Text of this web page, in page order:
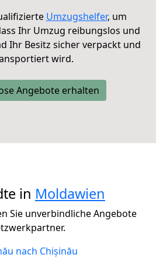
Umzugshelfer, um
Ihr Umzug reibungslos und
Ihr Besitz sicher verpackt und
wird.
Angebote erhalten
in Moldawien
Sie unverbindliche Angebote
nach Chișinău